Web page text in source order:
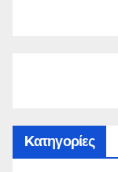
Kατηγορίες